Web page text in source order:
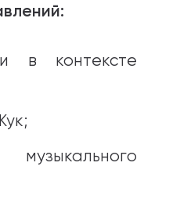
в контексте
музыкального